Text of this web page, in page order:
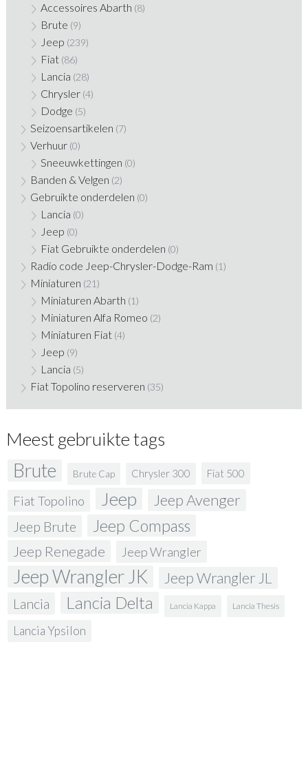
Accessoires Abarth (8)
Brute (9)
Jeep (239)
Fiat (86)
Lancia (28)
Chrysler (4)
Dodge (5)
Seizoensartikelen (7)
Verhuur (0)
Sneeuwkettingen (0)
Banden & Velgen (2)
Gebruikte onderdelen (0)
Lancia (0)
Jeep (0)
Fiat Gebruikte onderdelen (0)
Radio code Jeep-Chrysler-Dodge-Ram (1)
Miniaturen (21)
Miniaturen Abarth (1)
Miniaturen Alfa Romeo (2)
Miniaturen Fiat (4)
Jeep (9)
Lancia (5)
Fiat Topolino reserveren (35)
Meest gebruikte tags
Brute Brute Cap Chrysler 300 Fiat 500
Fiat Topolino Jeep Jeep Avenger
Jeep Brute Jeep Compass
Jeep Renegade Jeep Wrangler
Jeep Wrangler JK Jeep Wrangler JL
Lancia Lancia Delta Lancia Kappa Lancia Thesis
Lancia Ypsilon